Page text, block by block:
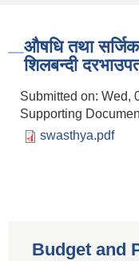
औषधि तथा
शिलबन्दी
Submitted on: Wed,
Supporting
swasthya.pdf
Budget and